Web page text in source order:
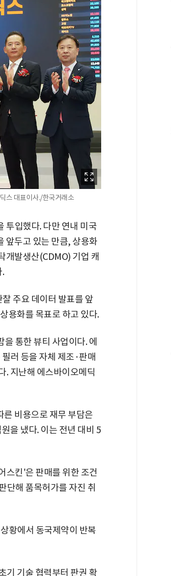
스 대표이사./한국거래소
투입했다. 다만 연내 미국
앞두고 있는 만큼, 상용화
개발생산(CDMO) 기업 캐
주요 데이터 발표를 앞
용화를 목표로 하고 있다.
통한 뷰티 사업이다. 에
러 등을 자체 제조·판매
. 지난해 에스바이오메딕
른 비용으로 재무 부담은
을 냈다. 이는 전년 대비 5
스킨'은 판매를 위한 조건
단해 품목허가를 자진 취
황에서 동국제약이 반복
기 기술 협력부터 판권 확